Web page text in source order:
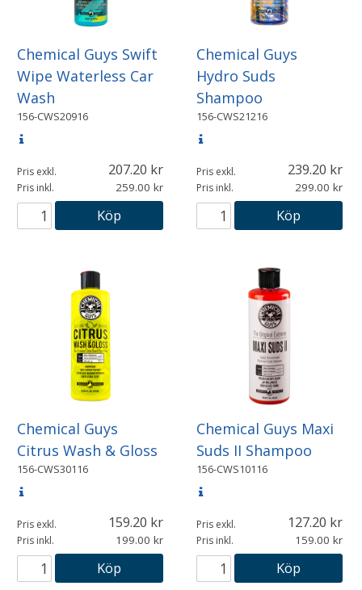
Chemical Guys Swift
Wipe Waterless Car
Wash
156-CWS20916
Pris exkl. 207.20
Pris inkl. 259.00
Köp
Chemical Guys
Hydro Suds
Shampoo
156-CWS21216
Pris exkl. 239.20
Pris inkl. 299.00
Köp
Chemical Guys
Citrus Wash & Gloss
156-CWS30116
Pris exkl. 159.20
Pris inkl. 199.00
Köp
Chemical Guys Maxi
Suds II Shampoo
156-CWS10116
Pris exkl. 127.20
Pris inkl. 159.00
Köp